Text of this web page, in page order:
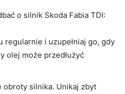
‌o ⁤silnik ​Skoda‍ Fabia⁣ TDI:
regularnie ‌i ​uzupełniaj go, gdy
‌olej może przedłużyć‌
obroty ‍silnika. Unikaj zbyt